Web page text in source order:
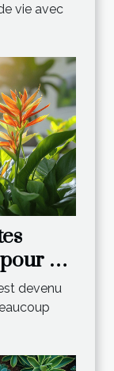
vie avec
un
devenu